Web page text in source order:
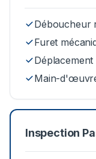
Déboucheur
Furet
Déplacement
Main-
Inspection